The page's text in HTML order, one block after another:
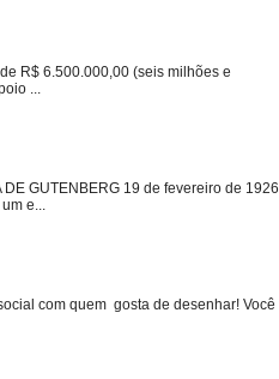
R$ 6.500.000,00 (seis milhões e
...
GUTENBERG 19 de fevereiro de 1926
e...
com quem gosta de desenhar! Você